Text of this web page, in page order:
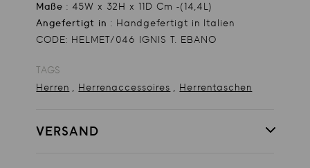
Maße : 45W x 32H x 11D Cm -(14,4L)
Angefertigt in : Handgefertigt in Italien
CODE: HELMET/046 IGNIS T. EBANO
TAGS
Herren , Herrenaccessoires , Herrentaschen
VERSAND